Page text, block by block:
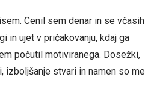
Cenil sem denar in se včasih
in ujet v pričakovanju, kdaj ga
počutil motiviranega. Dosežki,
izboljšanje stvari in namen so me